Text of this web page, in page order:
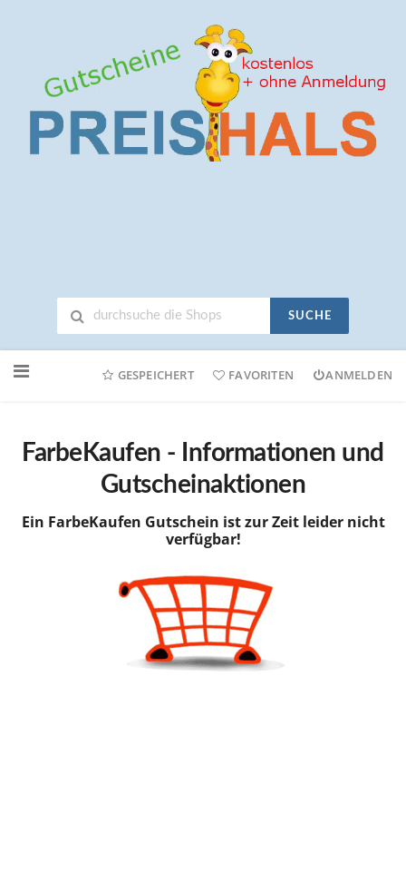
SUCHE
Online-
GESPEICHERT FAVORITEN ANMELDEN
FarbeKaufen - Informationen und
Gutscheinaktionen
Ein FarbeKaufen Gutschein ist zur Zeit leider nicht
verfügbar!